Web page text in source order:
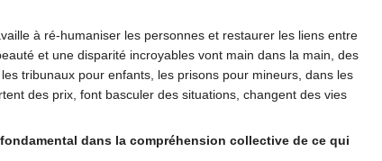
à ré-humaniser les personnes et restaurer les liens entre
et une disparité incroyables vont main dans la main, des
tribunaux pour enfants, les prisons pour mineurs, dans les
des prix, font basculer des situations, changent des vies
dans la compréhension collective de ce qui